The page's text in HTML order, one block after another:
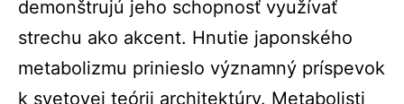
demonštrujú jeho schopnosť využívať
strechu ako akcent. Hnutie japonského
metabolizmu prinieslo významný príspevok
k svetovej teórii architektúry. Metabolisti